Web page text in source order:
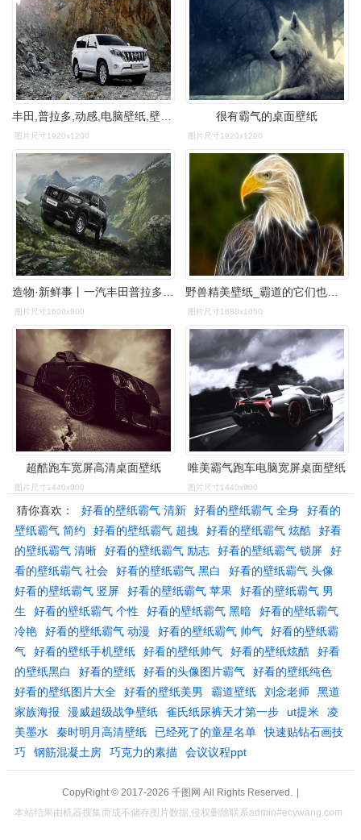
丰田,普拉多,动感,电脑壁纸,壁纸2014丰田普拉多动感摄影
图片尺寸1920x1200
很有霸气的桌面壁纸
图片尺寸1920x1200
图片尺寸1600x900 图片尺寸1680x1050
超酷跑车宽屏高清桌面壁纸
图片尺寸1440x900
唯美霸气跑车电脑宽屏桌面壁纸
图片尺寸1440x900
猜你喜欢： 好看的壁纸霸气 清新 好看的壁纸霸气 全身
好看的
壁纸霸气 简约
好看的壁纸霸气 超拽 好看的壁纸霸气 炫酷
好看
的壁纸霸气 清晰
好看的壁纸霸气 励志 好看的壁纸霸气 锁屏
好
看的壁纸霸气 社会
好看的壁纸霸气 黑白
好看的壁纸霸气 头像
好看的壁纸霸气 竖屏
好看的壁纸霸气 苹果
好看的壁纸霸气 男
生
好看的壁纸霸气 个性 好看的壁纸霸气 黑暗
好看的壁纸霸气
冷艳
好看的壁纸霸气 动漫 好看的壁纸霸气 帅气
好看的壁纸霸
气
好看的壁纸手机壁纸 好看的壁纸帅气 好看的壁纸炫酷
好看
的壁纸黑白
好看的壁纸 好看的头像图片霸气
好看的壁纸纯色
好看的壁纸图片大全
好看的壁纸美男 霸道壁纸 刘念老师
黑道
家族海报
漫威超级战争壁纸 雀氏纸尿裤天才第一步 ut提米
凌
美墨水
秦时明月高清壁纸 已经死了的童星名单
快速贴钻石画技
巧
钢筋混凝土房 巧克力的素描 会议议程ppt
CopyRight © 2017-2026 千图网 All Rights Reserved.
|
本站结果由机器搜集而成不储存图片数据,侵权删除联系admin#ecywang.com